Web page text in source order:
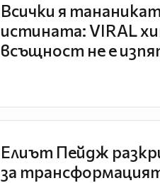
Всички я
истината: VIRAL
всъщност не е
Елиът Пейдж
за